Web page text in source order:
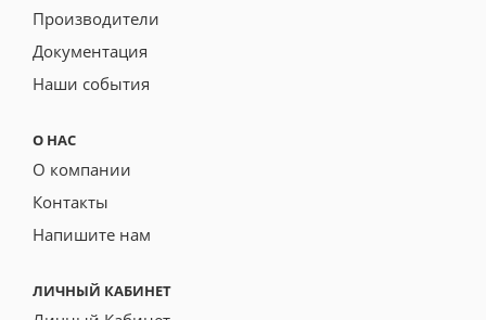
Производители
Документация
Наши события
О НАС
О компании
Контакты
Напишите нам
ЛИЧНЫЙ КАБИНЕТ